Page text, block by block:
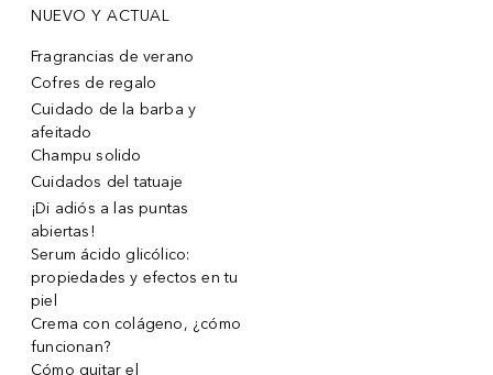
NUEVO Y ACTUAL
Fragrancias de verano
Cofres de regalo
Cuidado de la barba y
afeitado
Champu solido
Cuidados del tatuaje
¡Di adiós a las puntas
abiertas!
Serum ácido glicólico:
propiedades y efectos en tu
piel
Crema con colágeno, ¿cómo
funcionan?
Cómo quitar el